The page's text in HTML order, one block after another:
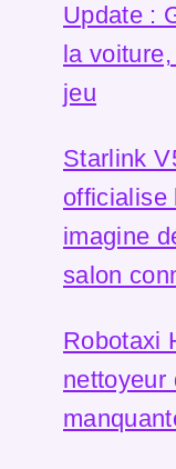
Update :
la
jeu
Starlink
officialise
imagine
salon
Robotaxi
nettoyeur